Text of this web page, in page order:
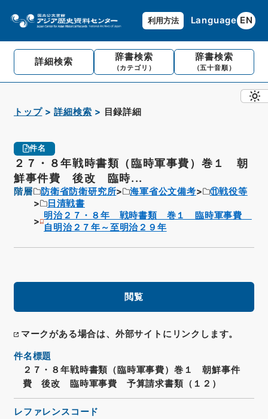
利用方法 Language EN
詳細検索 辞書検索
（カテゴリ）
辞書検索
（五十音順）
トップ 詳細検索 目録詳細
件名
２７・８年戦時書類（臨時軍事費）巻１ 朝
鮮事件費 後改 臨時...
階層 防衛省防衛研究所 海軍省公文備考
⑪戦役等
日清戦書
明治２７・８年 戦時書類 巻１ 臨時軍事費
自明治２７年～至明治２９年
閲覧
マークがある場合は、外部サイトにリンクします。
件名標題
２７・８年戦時書類（臨時軍事費）巻１ 朝鮮事件
費 後改 臨時軍事費 予算請求書類（１２）
レファレンスコード